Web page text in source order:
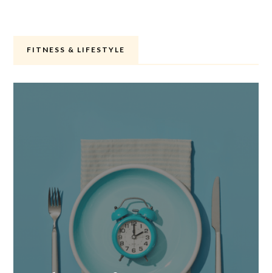
FITNESS & LIFESTYLE